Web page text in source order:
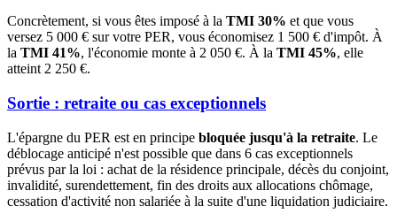
Concrètement, si vous êtes imposé à la TMI 30% et que vous
versez 5 000 € sur votre PER, vous économisez 1 500 € d'impôt. À
la TMI 41%, l'économie monte à 2 050 €. À la TMI 45%, elle
atteint 2 250 €.
Sortie : retraite ou cas exceptionnels
L'épargne du PER est en principe bloquée jusqu'à la retraite. Le
déblocage anticipé n'est possible que dans 6 cas exceptionnels
prévus par la loi : achat de la résidence principale, décès du conjoint,
invalidité, surendettement, fin des droits aux allocations chômage,
cessation d'activité non salariée à la suite d'une liquidation judiciaire.